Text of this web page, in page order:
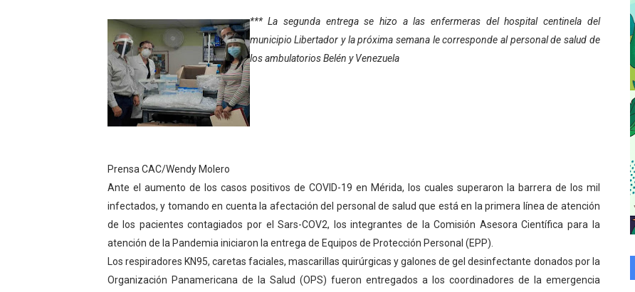
Niños merideños potencian su talento en plan vacacional integral
Fundecem ofrece taller de bordado en punto de cruz
Gobierno bolivariano avanza en la transformación del hospital Sor Juana Inés
Niños merideños aprenden sobre gaita de tambora con Fundecem
Instituto Nacional de Nutrición celebra Semana Internacional de la Lactancia Materna
Gobernación de Mérida fortalece el desarrollo productivo en Rangel
Corposalud inició talleres para aspirantes al curso de Emergencia Prehospitalaria
Fortalecen formación académica de médicos en proceso de ruralidad
*** La segunda entrega se hizo a las enfermeras del hospital centinela del
municipio Libertador y la próxima semana le corresponde al personal de salud de
los ambulatorios Belén y Venezuela
Prensa CAC/Wendy Molero
Ante el aumento de los casos positivos de COVID-19 en Mérida, los cuales superaron la barrera de los mil
infectados, y tomando en cuenta la afectación del personal de salud que está en la primera línea de atención
de los pacientes contagiados por el Sars-COV2, los integrantes de la Comisión Asesora Científica para la
atención de la Pandemia iniciaron la entrega de Equipos de Protección Personal (EPP).
Los respiradores KN95, caretas faciales, mascarillas quirúrgicas y galones de gel desinfectante donados por la
Organización Panamericana de la Salud (OPS) fueron entregados a los coordinadores de la emergencia